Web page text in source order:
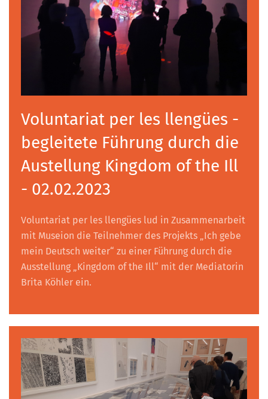
Voluntariat per les llengües -
begleitete Führung durch die
Austellung Kingdom of the Ill
- 02.02.2023
Voluntariat per les llengües lud in Zusammenarbeit
mit Museion die Teilnehmer des Projekts „Ich gebe
mein Deutsch weiter“ zu einer Führung durch die
Ausstellung „Kingdom of the Ill“ mit der Mediatorin
Brita Köhler ein.